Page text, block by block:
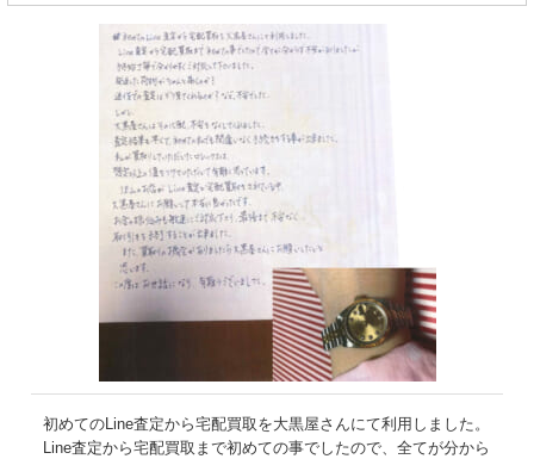
初めてのLine査定から宅配買取を大黒屋さんにて利用しました。
Line査定から宅配買取まで初めての事でしたので、全てが分から